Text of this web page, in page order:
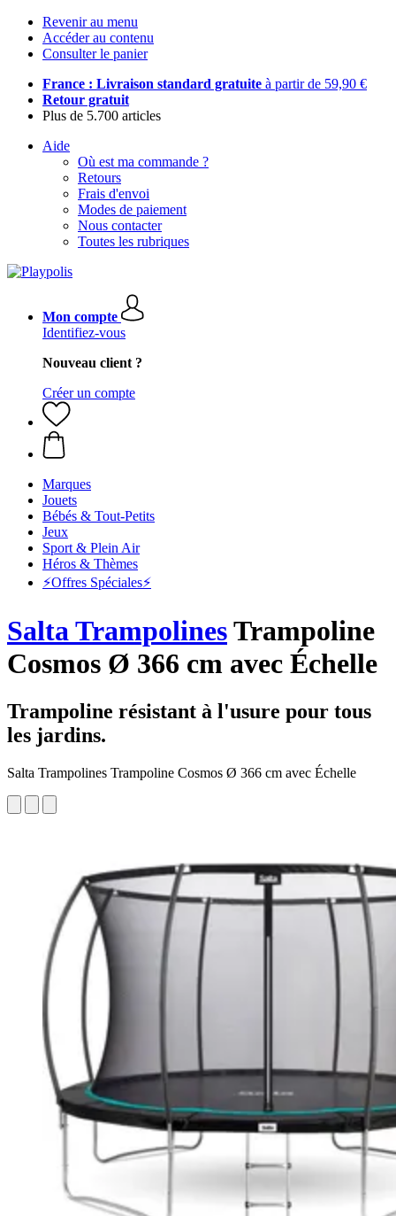
Revenir au menu
Accéder au contenu
Consulter le panier
France : Livraison standard gratuite à partir de 59,90 €
Retour gratuit
Plus de 5.700 articles
Aide
Où est ma commande ?
Retours
Frais d'envoi
Modes de paiement
Nous contacter
Toutes les rubriques
Mon compte
Identifiez-vous
Nouveau client ?
Créer un compte
Marques
Jouets
Bébés & Tout-Petits
Jeux
Sport & Plein Air
Héros & Thèmes
⚡️Offres Spéciales⚡️
Salta TrampolinesTrampoline
Cosmos Ø 366 cm avec Échelle
Trampoline résistant à l'usure pour tous
les jardins.
Salta Trampolines Trampoline Cosmos Ø 366 cm avec Échelle